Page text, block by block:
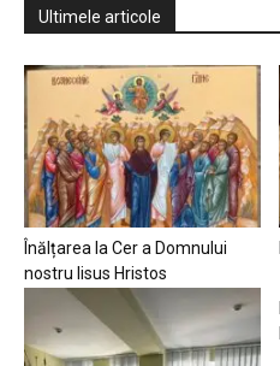
Ultimele articole
Înălțarea la Cer a Domnului
nostru Iisus Hristos